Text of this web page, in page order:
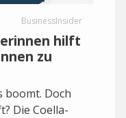
BusinessInsider
hilft
zu
Doch
Die Coella-